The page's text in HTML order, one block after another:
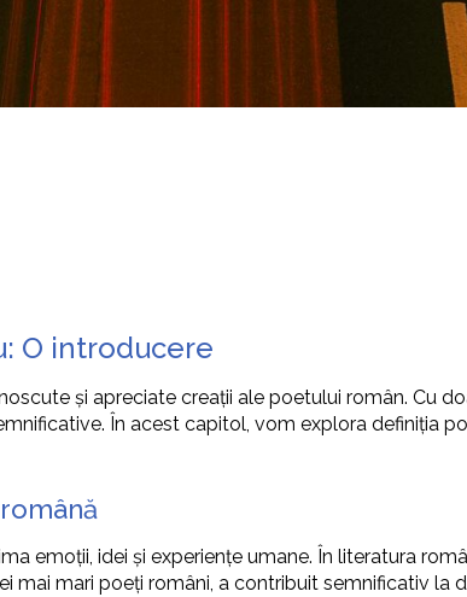
O introducere
și apreciate creații ale poetului român. Cu
În acest capitol, vom explora definiția
emoții, idei și experiențe umane. În literatura
mai mari poeți români, a contribuit semnificativ la